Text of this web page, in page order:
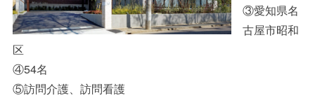
③愛知県名
古屋市昭和
区
④54名
⑤訪問介護、訪問看護